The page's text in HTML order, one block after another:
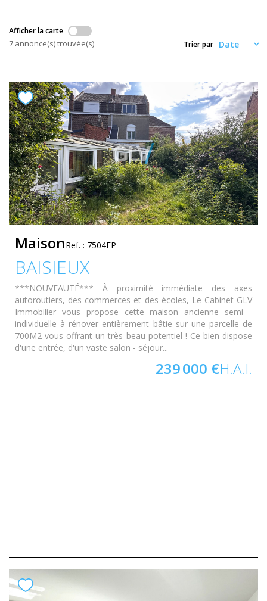
ESPACE CLIENTS
Afficher la carte
7 annonce(s) trouvée(s) Trier par
MaisonRef. : 7504FP
BAISIEUX
***NOUVEAUTÉ*** À proximité immédiate des axes
autoroutiers, des commerces et des écoles, Le Cabinet GLV
Immobilier vous propose cette maison ancienne semi -
individuelle à rénover entièrement bâtie sur une parcelle de
700M2 vous offrant un très beau potentiel ! Ce bien dispose
d'une entrée, d'un vaste salon - séjour...
239 000 €H.A.I.